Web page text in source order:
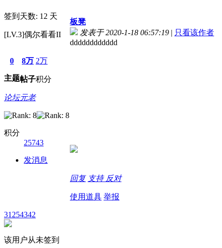
签到天数: 12 天
[LV.3]偶尔看看II
0
主题
8万
帖子
2万
积分
论坛元老
积分
25743
发消息
板凳
发表于 2020-1-18 06:57:19 | 只看该作者
dddddddddddd
回复 支持 反对
使用道具 举报
31254342
该用户从未签到